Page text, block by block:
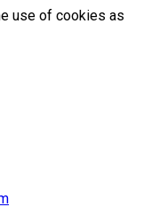
use of cookies as